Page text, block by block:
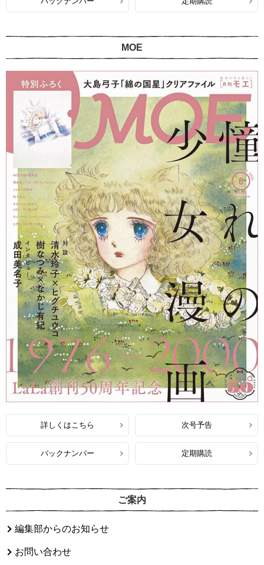
MOE
詳しくはこちら 次号予告
バックナンバー 定期購読
ご案内
編集部からのお知らせ
お問い合わせ